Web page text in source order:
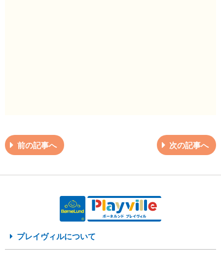
前の記事へ 次の記事へ
プレイヴィルについて